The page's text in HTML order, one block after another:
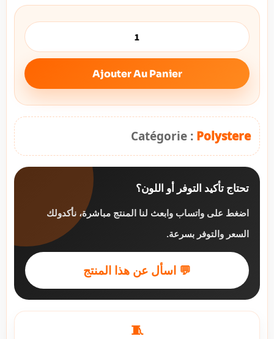
Ajouter Au Panier
Catégorie : Polystere
تحتاج تأكيد التوفر أو اللون؟
اضغط على واتساب وابعث لنا المنتج مباشرة، نأكدولك
السعر والتوفر بسرعة.
💬 اسأل عن هذا المنتج
🧵